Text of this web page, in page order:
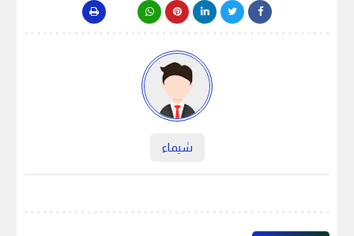
شيماء